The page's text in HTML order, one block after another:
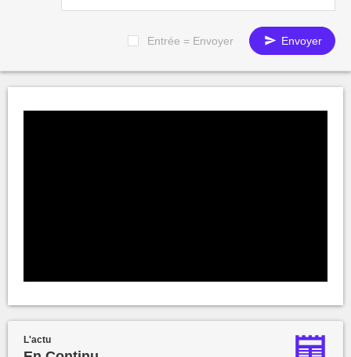
Entrée = Envoyer Envoyer
L'actu